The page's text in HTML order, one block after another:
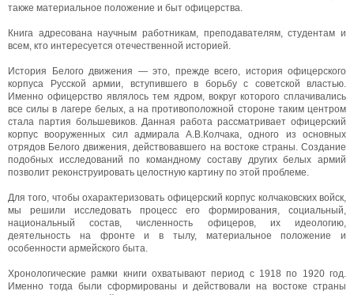
также материальное положение и быт офицерства.
Книга адресована научным работникам, преподавателям, студентам и
всем, кто интересуется отечественной историей.
История Белого движения — это, прежде всего, история офицерского
корпуса Русской армии, вступившего в борьбу с советской властью.
Именно офицерство являлось тем ядром, вокруг которого сплачивались
все силы в лагере белых, а на противоположной стороне таким центром
стала партия большевиков. Данная работа рассматривает офицерский
корпус вооруженных сил адмирала А.В.Колчака, одного из основных
отрядов Белого движения, действовавшего на востоке страны. Создание
подобных исследований по командному составу других белых армий
позволит реконструировать целостную картину по этой проблеме.
Для того, чтобы охарактеризовать офицерский корпус колчаковских войск,
мы решили исследовать процесс его формирования, социальный,
национальный состав, численность офицеров, их идеологию,
деятельность на фронте и в тылу, материальное положение и
особенности армейского быта.
Хронологические рамки книги охватывают период с 1918 по 1920 год.
Именно тогда были сформированы и действовали на востоке страны